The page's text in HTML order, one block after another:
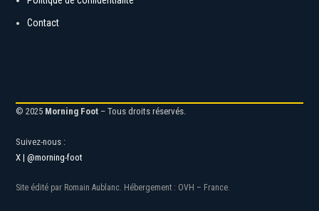
Contact
© 2025 Morning Foot – Tous droits réservés.
Suivez-nous :
X | @morning-foot
Site édité par Romain Aublanc. Hébergement : OVH – France.